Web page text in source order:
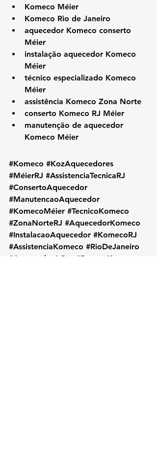
Komeco Méier
Komeco Rio de Janeiro
aquecedor Komeco conserto
Méier
instalação aquecedor Komeco
Méier
técnico especializado Komeco
Méier
assistência Komeco Zona Norte
conserto Komeco RJ Méier
manutenção de aquecedor
Komeco Méier
#Komeco #KozAquecedores
#MéierRJ #AssistenciaTecnicaRJ
#ConsertoAquecedor
#ManutencaoAquecedor
#KomecoMéier #TecnicoKomeco
#ZonaNorteRJ #AquecedorKomeco
#InstalacaoAquecedor #KomecoRJ
#AssistenciaKomeco #RioDeJaneiro
#AquecedorAGas
#ReparoKomeco